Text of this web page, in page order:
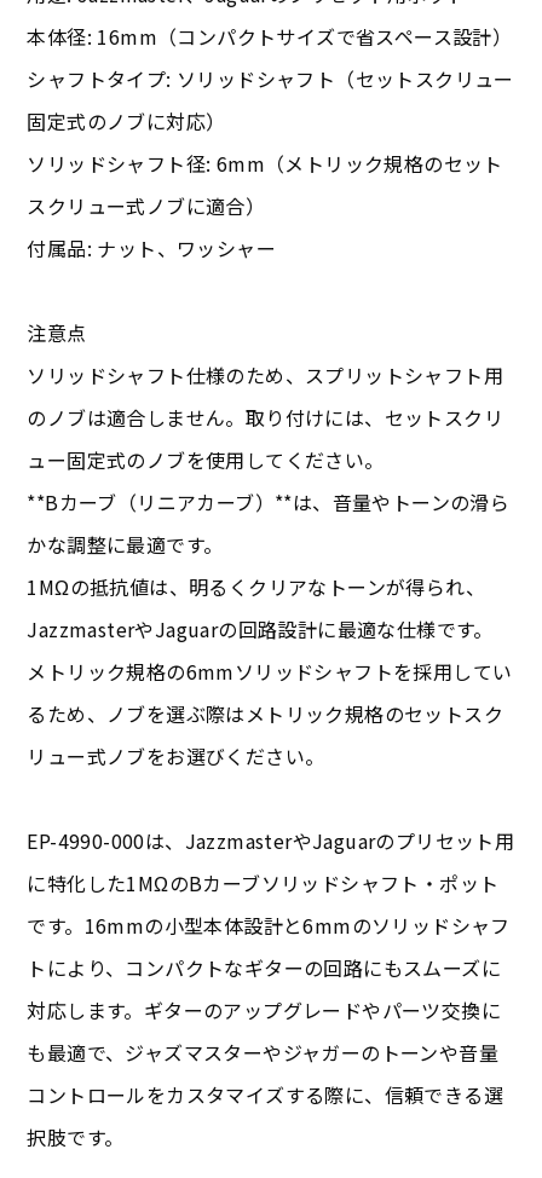
本体径: 16mm（コンパクトサイズで省スペース設計）
シャフトタイプ: ソリッドシャフト（セットスクリュー
固定式のノブに対応）
ソリッドシャフト径: 6mm（メトリック規格のセット
スクリュー式ノブに適合）
付属品: ナット、ワッシャー
注意点
ソリッドシャフト仕様のため、スプリットシャフト用
のノブは適合しません。取り付けには、セットスクリ
ュー固定式のノブを使用してください。
**Bカーブ（リニアカーブ）**は、音量やトーンの滑ら
かな調整に最適です。
1MΩの抵抗値は、明るくクリアなトーンが得られ、
JazzmasterやJaguarの回路設計に最適な仕様です。
メトリック規格の6mmソリッドシャフトを採用してい
るため、ノブを選ぶ際はメトリック規格のセットスク
リュー式ノブをお選びください。
EP-4990-000は、JazzmasterやJaguarのプリセット用
に特化した1MΩのBカーブソリッドシャフト・ポット
です。16mmの小型本体設計と6mmのソリッドシャフ
トにより、コンパクトなギターの回路にもスムーズに
対応します。ギターのアップグレードやパーツ交換に
も最適で、ジャズマスターやジャガーのトーンや音量
コントロールをカスタマイズする際に、信頼できる選
択肢です。